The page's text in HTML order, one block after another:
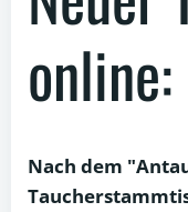
Nach dem